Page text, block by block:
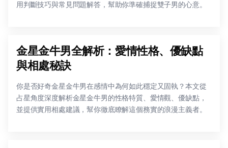
用判斷技巧與常見問題解答，幫助你準確捕捉雙子男的心意。
金星金牛男全解析：愛情性格、優缺點
與相處秘訣
你是否好奇金星金牛男在感情中為何如此穩定又固執？本文從
占星角度深度解析金星金牛男的性格特質、愛情觀、優缺點，
並提供實用相處建議，幫你徹底瞭解這個務實的浪漫主義者。